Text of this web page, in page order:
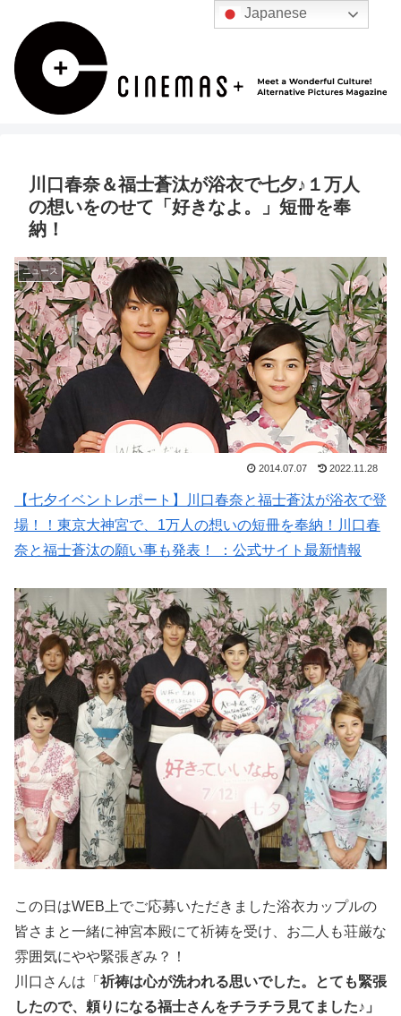
川口春奈＆福士蒼汰が浴衣で七夕♪１万人
の想いをのせて「好きなよ。」短冊を奉
納！
ニュース
2014.07.07 2022.11.28
【七夕イベントレポート】川口春奈と福士蒼汰が浴衣で登
場！！東京大神宮で、1万人の想いの短冊を奉納！川口春
奈と福士蒼汰の願い事も発表！ ：公式サイト最新情報
この日はWEB上でご応募いただきました浴衣カップルの
皆さまと一緒に神宮本殿にて祈祷を受け、お二人も荘厳な
雰囲気にやや緊張ぎみ？！
川口さんは「 祈祷は心が洗われる思いでした。とても緊張
したので、頼りになる福士さんをチラチラ見てました♪」
Japanese